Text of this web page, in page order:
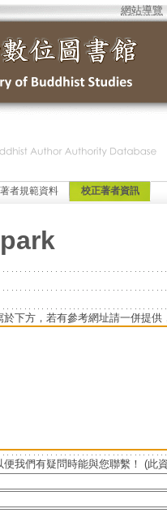
網站導覽
者規範資料 校正著者資訊
下方，若有參考網址請一併提供
我們有疑問時能與您聯繫！ (此